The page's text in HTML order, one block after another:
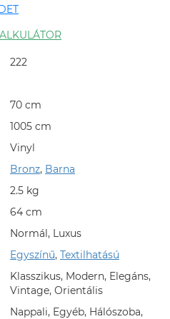
222
70 cm
1005 cm
Vinyl
Bronz, Barna
2.5 kg
64 cm
Normál, Luxus
Egyszínű, Textilhatású
Klasszikus, Modern, Elegáns,
Vintage, Orientális
Nappali, Egyéb, Hálószoba,